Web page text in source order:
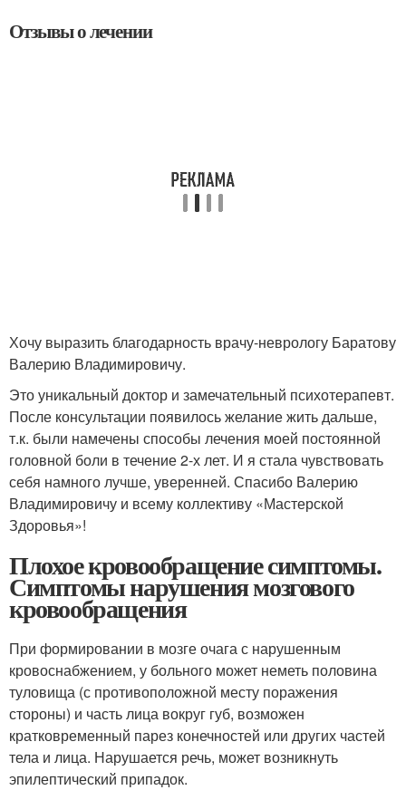
Отзывы о лечении
Хочу выразить благодарность врачу-неврологу Баратову
Валерию Владимировичу.
Это уникальный доктор и замечательный психотерапевт.
После консультации появилось желание жить дальше,
т.к. были намечены способы лечения моей постоянной
головной боли в течение 2-х лет. И я стала чувствовать
себя намного лучше, уверенней. Спасибо Валерию
Владимировичу и всему коллективу «Мастерской
Здоровья»!
Плохое кровообращение симптомы.
Симптомы нарушения мозгового
кровообращения
При формировании в мозге очага с нарушенным
кровоснабжением, у больного может неметь половина
туловища (с противоположной месту поражения
стороны) и часть лица вокруг губ, возможен
кратковременный парез конечностей или других частей
тела и лица. Нарушается речь, может возникнуть
эпилептический припадок.